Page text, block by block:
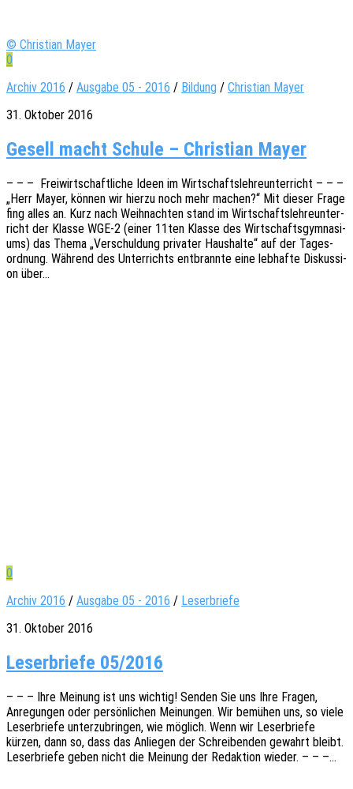
© Christian Mayer
0
Archiv 2016 / Ausgabe 05 - 2016 / Bildung / Christian Mayer
31. Oktober 2016
Gesell macht Schule – Christian Mayer
– – – Frei­wirt­schaft­li­che Ideen im Wirt­schafts­leh­re­un­ter­richt – – –
„Herr Mayer, können wir hierzu noch mehr machen?“ Mit dieser Frage
fing alles an. Kurz nach Weih­nach­ten stand im Wirt­schafts­leh­re­un­ter­
richt der Klasse WGE‑2 (einer 11ten Klasse des Wirt­schafts­gym­na­si­
ums) das Thema „Verschul­dung priva­ter Haus­hal­te“ auf der Tages­
ord­nung. Während des Unter­richts entbrann­te eine lebhaf­te Diskus­si­
on über…
0
Archiv 2016 / Ausgabe 05 - 2016 / Leserbriefe
31. Oktober 2016
Leser­brie­fe 05/2016
– – – Ihre Meinung ist uns wich­tig! Senden Sie uns Ihre Fragen,
Anre­gun­gen oder persön­li­chen Meinun­gen. Wir bemü­hen uns, so viele
Leser­brie­fe unter­zu­brin­gen, wie möglich. Wenn wir Leser­brie­fe
kürzen, dann so, dass das Anlie­gen der Schrei­ben­den gewahrt bleibt.
Leser­brie­fe geben nicht die Meinung der Redak­ti­on wieder. – – –…